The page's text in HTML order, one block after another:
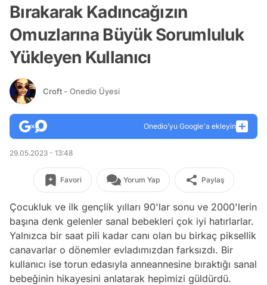
Bırakarak Kadıncağızın
Omuzlarına Büyük Sorumluluk
Yükleyen Kullanıcı
Croft - Onedio Üyesi
Onedio’yu Google'a ekleyin
29.05.2023 - 13:48
Favori Yorum Yap Paylaş
Çocukluk ve ilk gençlik yılları 90'lar sonu ve 2000'lerin
başına denk gelenler sanal bebekleri çok iyi hatırlarlar.
Yalnızca bir saat pili kadar canı olan bu birkaç piksellik
canavarlar o dönemler evladımızdan farksızdı. Bir
kullanıcı ise torun edasıyla anneannesine bıraktığı sanal
bebeğinin hikayesini anlatarak hepimizi güldürdü.